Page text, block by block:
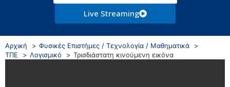
Live Streaming
Αρχική
Φυσικές Επιστήμες / Τεχνολογία / Μαθηματικά
ΤΠΕ
Λογισμικό Τρισδιάστατη κινούμενη εικόνα